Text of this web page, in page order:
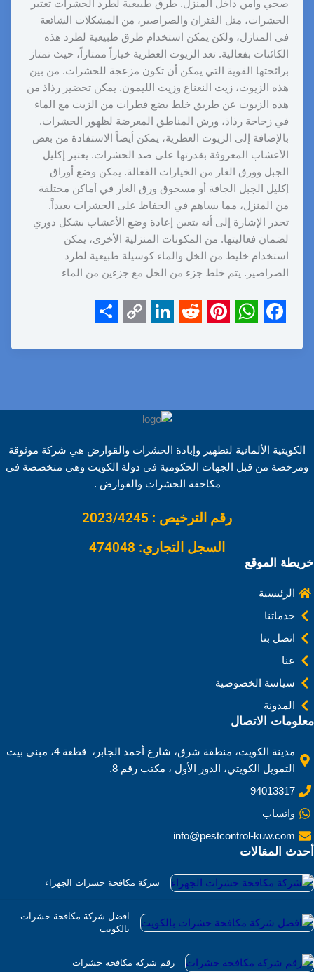
صحي وآمن داخل المنزل. طرق طبيعية لطرد الحشرات تعتبر
الحشرات، مثل الفئران والصراصير، من المشكلات الشائعة
في المنازل، ولكن يمكن استخدام طرق طبيعية لطرد هذه
الكائنات بفعالية. تعد الزيوت العطرية خياراً ممتازاً، حيث تمتاز
برائحتها القوية التي يمكن أن تكون مزعجة للحشرات. من بين
هذه الزيوت، زيت النعناع وزيت الليمون. يمكن تحضير رذاذ من
هذه الزيوت عن طريق خلط بضع قطرات من الزيت مع الماء
في زجاجة رذاذ، ورش المناطق المعرضة لظهور الحشرات.
بالإضافة إلى الزيوت العطرية، يمكن أيضاً الاستفادة من بعض
الأعشاب المعروفة بقدرتها على صد الحشرات. يعتبر إكليل
الجبل وورق الغار من الخيارات الفعالة. يمكن وضع أوراق
إكليل الجبل الجافة أو مسحوق ورق الغار في أماكن مختلفة
من المنزل، مما يساهم في الحفاظ على الحشرات بعيداً.
تجدر الإشارة إلى أنه يتعين إعادة وضع الأعشاب بشكل دوري
لضمان فعاليتها. من المكونات المنزلية الأخرى، يمكن
استخدام خليط من الخل والماء كوسيلة طبيعية لطرد
الصراصير. يتم خلط جزء من الخل مع جزءين من الماء
a
o
o
h
A
p
i
r
e
s
t
e
t
i
e
d
I
n
o
L
i
n
k
h
الكويتية الألمانية لتطهير وإبادة الحشرات والقوارض هي شركة موثوقة
ومرخصة من قبل الجهات الحكومية في دولة الكويت وهي متخصصة في
مكاحفة الحشرات والقوارض .
رقم الترخيص : 2023/4245
السجل التجاري: 474048
خريطة الموقع
الرئيسية
خدماتنا
اتصل بنا
عنا
سياسة الخصوصية
المدونة
معلومات الاتصال
مدينة الكويت، منطقة شرق، شارع أحمد الجابر، قطعة 4، مبنى بيت
التمويل الكويتي، الدور الأول ، مكتب رقم 8.
94013317
واتساب
info@pestcontrol-kuw.com
أحدث المقالات
شركة مكافحة حشرات الجهراء
افضل شركة مكافحة حشرات
بالكويت
رقم شركة مكافحة حشرات